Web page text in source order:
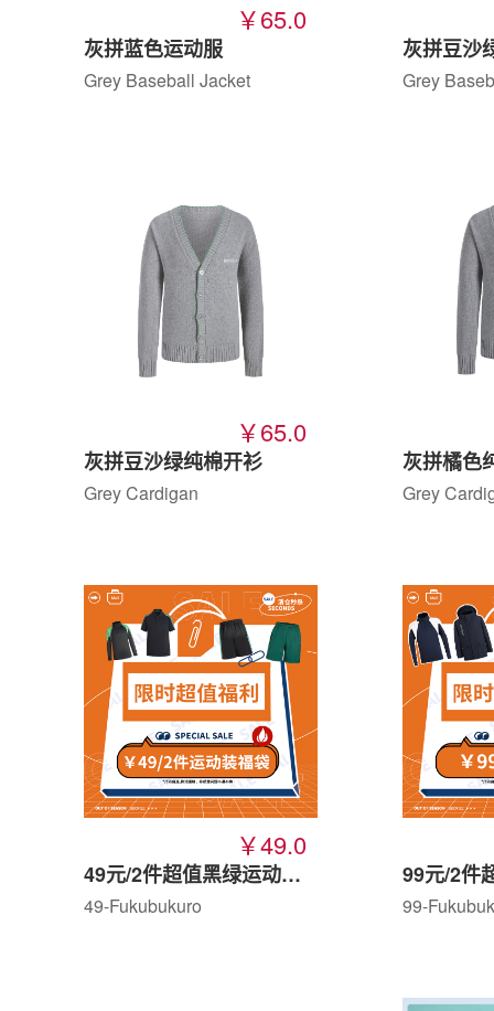
￥65.0
灰拼蓝色运动服
Grey Baseball Jacket
灰拼豆沙
Grey
￥65.0
灰拼豆沙绿纯棉开衫
Grey Cardigan
灰拼橘色
Grey
￥49.0
49元/2件超值黑绿运动福袋
49-Fukubukuro
99元/2件
99-